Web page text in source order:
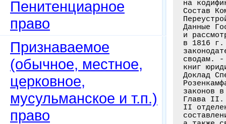
Пенитенциарное
право
Признаваемое
(обычное, местное,
церковное,
мусульманское и т.п.)
право
на
Состав
Данные
и
в 1816 г.
сводам. -
книг
Доклад
Глава II.
II